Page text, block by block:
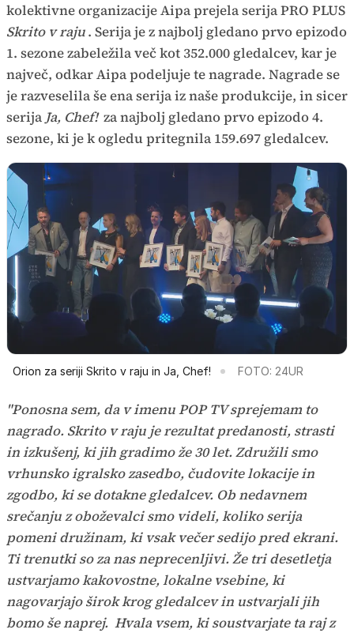
kolektivne organizacije Aipa prejela serija PRO PLUS
Skrito v raju. Serija je z najbolj gledano prvo epizodo
1. sezone zabeležila več kot 352.000 gledalcev, kar je
največ, odkar Aipa podeljuje te nagrade. Nagrade se
je razveselila še ena serija iz naše produkcije, in sicer
serijaJa, Chef! za najbolj gledano prvo epizodo 4.
sezone, ki je k ogledu pritegnila 159.697 gledalcev.
Orion za seriji Skrito v raju in Ja, Chef! FOTO: 24UR
"Ponosna sem, da v imenu POP TV sprejemam to
nagrado. Skrito v raju je rezultat predanosti, strasti
in izkušenj, ki jih gradimo že 30 let. Združili smo
vrhunsko igralsko zasedbo, čudovite lokacije in
zgodbo, ki se dotakne gledalcev. Ob nedavnem
srečanju z oboževalci smo videli, koliko serija
pomeni družinam, ki vsak večer sedijo pred ekrani.
Ti trenutki so za nas neprecenljivi. Že tri desetletja
ustvarjamo kakovostne, lokalne vsebine, ki
nagovarjajo širok krog gledalcev in ustvarjali jih
bomo še naprej. Hvala vsem, ki soustvarjate ta raj z